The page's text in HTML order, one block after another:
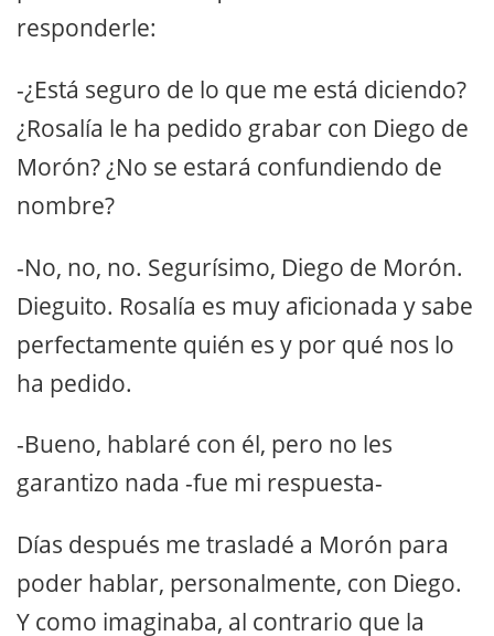
responderle:
-¿Está seguro de lo que me está diciendo?
¿Rosalía le ha pedido grabar con Diego de
Morón? ¿No se estará confundiendo de
nombre?
-No, no, no. Segurísimo, Diego de Morón.
Dieguito. Rosalía es muy aficionada y sabe
perfectamente quién es y por qué nos lo
ha pedido.
-Bueno, hablaré con él, pero no les
garantizo nada -fue mi respuesta-
Días después me trasladé a Morón para
poder hablar, personalmente, con Diego.
Y como imaginaba, al contrario que la